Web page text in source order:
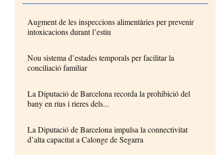
Augment de les inspeccions alimentàries per prevenir
intoxicacions durant l’estiu
Nou sistema d’estades temporals per facilitar la
conciliació familiar
La Diputació de Barcelona recorda la prohibició del
bany en rius i rieres dels...
La Diputació de Barcelona impulsa la connectivitat
d’alta capacitat a Calonge de Segarra